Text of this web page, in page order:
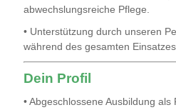
abwechslungsreiche Pflege.
• Unterstützung durch unseren
während des gesamten
Dein Profil
• Abgeschlossene Ausbildung